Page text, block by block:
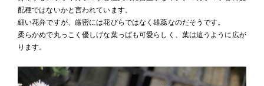
配種ではないかと言われています。
細い花弁ですが、厳密には花びらではなく雄蕊なのだそうです。
柔らかめで丸っこく優しげな葉っぱも可愛らしく、葉は這うように広が
ります。